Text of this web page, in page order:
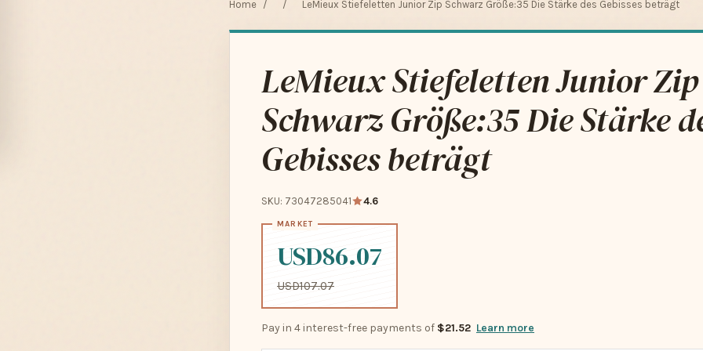
Home / / LeMieux Stiefeletten Junior Zip Schwarz Größe:35 Die Stärke des Gebisses beträgt
LeMieux Stiefeletten Junior Zip
Schwarz Größe:35 Die Stärke
Gebisses beträgt
SKU: 73047285041 4.6
USD86.07
USD107.07
Pay in 4 interest-free payments of $21.52 Learn more